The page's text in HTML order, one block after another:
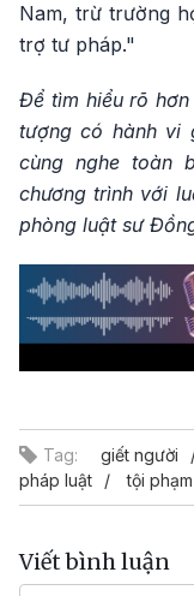
Nam, trừ trường
trợ tư pháp."
Để tìm hiểu rõ
tượng có hành vi
cùng nghe toàn
chương trình với
phòng luật sư
Tag: giết người
pháp luật
tội phạm
Viết bình luận